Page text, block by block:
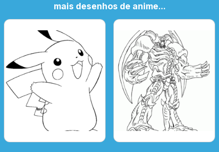
mais desenhos de anime...